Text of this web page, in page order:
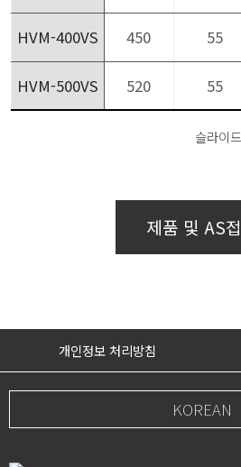
HVM-400VS 450 55
HVM-500VS 520 55
슬라이
제품 및 AS
개인정보 처리방침
KOREAN